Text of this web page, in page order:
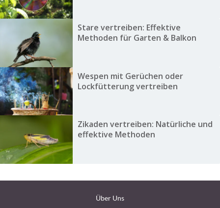
Stare vertreiben: Effektive
Methoden für Garten & Balkon
Wespen mit Gerüchen oder
Lockfütterung vertreiben
Zikaden vertreiben: Natürliche und
effektive Methoden
Über Uns